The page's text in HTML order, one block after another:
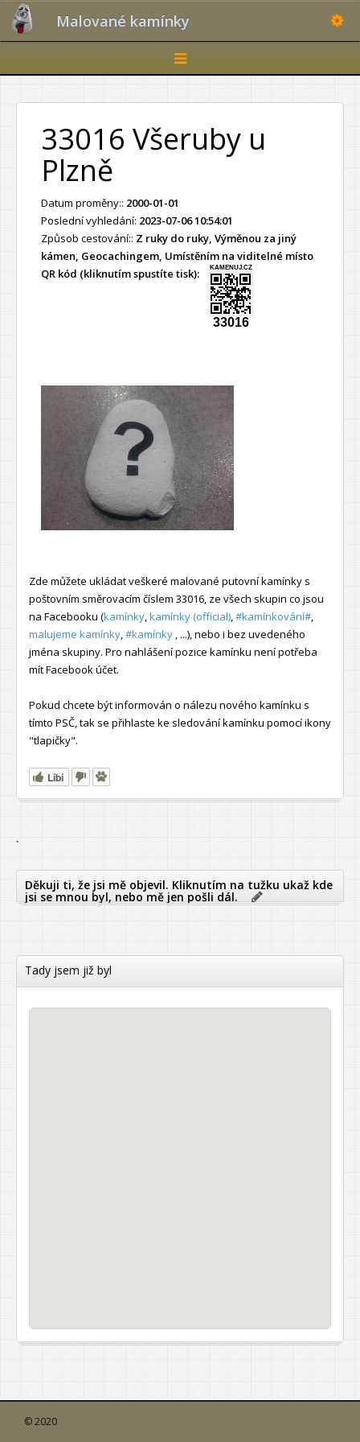
Malované kamínky
Toggle
navigation
33016 Všeruby u
Plzně
Datum proměny:: 2000-01-01
Poslední vyhledání: 2023-07-06 10:54:01
Způsob cestování:: Z ruky do ruky, Výměnou za jiný
kámen, Geocachingem, Umístěním na viditelné místo
QR kód (kliknutím spustíte tisk):
KAMENUJ.CZ
33016
Zde můžete ukládat veškeré malované putovní kamínky s
poštovním směrovacím číslem 33016, ze všech skupin co jsou
na Facebooku (kamínky kamínky (official) #kamínkování#
malujeme kamínky #kamínky , ...), nebo i bez uvedeného
jména skupiny. Pro nahlášení pozice kamínku není potřeba
mít Facebook účet.
Pokud chcete být informován o nálezu nového kamínku s
tímto PSČ, tak se přihlaste ke sledování kamínku pomocí ikony
"tlapičky".
Líbí
`
Děkuji ti, že jsi mě objevil. Kliknutím na tužku ukaž kde
jsi se mnou byl, nebo mě jen pošli dál.
Tady jsem již byl
© 2020